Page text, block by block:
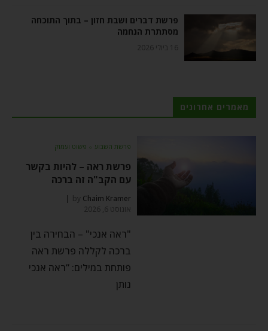
פרשת דברים ושבת חזון – בתוך התוכחה
מסתתרת הנחמה
16 ביולי 2026
מאמרים אחרונים
פרשת השבוע ⬦ פשוט ועמוק
פרשת ראה – להיות בקשר
עם הקב"ה זה ברכה
by Chaim Kramer
אוגוסט 6, 2026
"ראה אנכי" – הבחירה בין
ברכה לקללה פרשת ראה
פותחת במילים: “ראה אנכי
נותן